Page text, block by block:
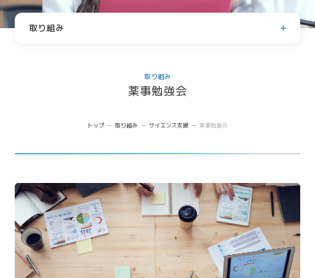
有志活動(iPass)
Innovators in Shonan iPark
入居者・メンバーシップの声
取り組み
共創支援プログラム (CollaboRaising)
オンラインマッチングシステム(iVP)
iNexS
リーダーズクラブ
ビジネス支援
バックオフィスサポート (iPark SAMURAI)
Venture Mentoring Service
知財サーファーズ
ベンチャー・アカデミア支援
Incubation Program
社会課題解決
取り組み
薬事勉強会
トップ 取り組み サイエンス支援 薬事勉強会